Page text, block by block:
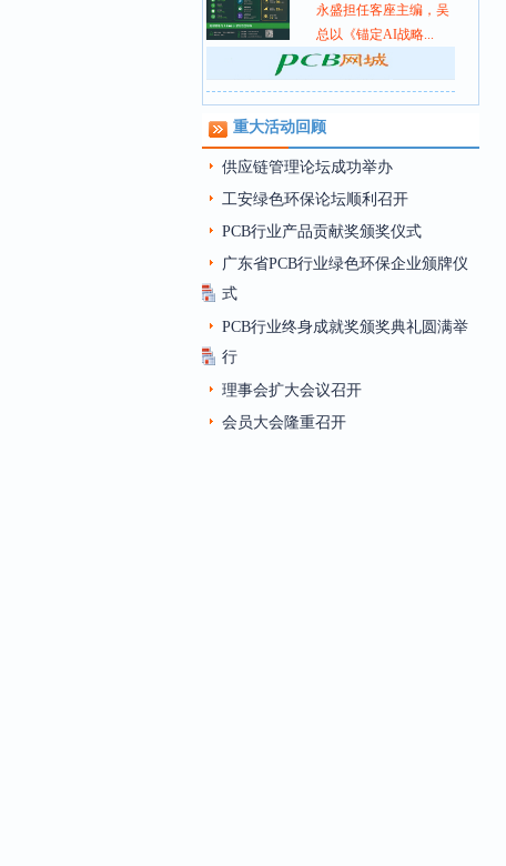
永盛担任客座主编，吴
总以《锚定AI战略...
重大活动回顾
供应链管理论坛成功举办
工安绿色环保论坛顺利召开
PCB行业产品贡献奖颁奖仪式
广东省PCB行业绿色环保企业颁牌仪
式
PCB行业终身成就奖颁奖典礼圆满举
行
理事会扩大会议召开
会员大会隆重召开